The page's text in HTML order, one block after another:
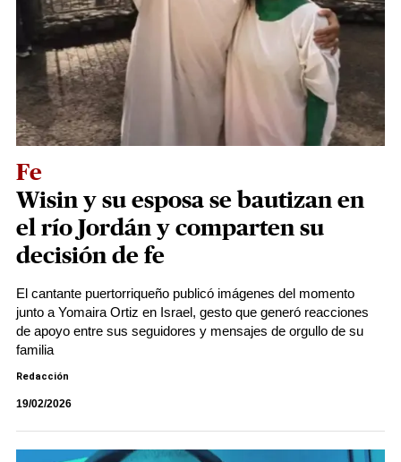
Fe
Wisin y su esposa se bautizan en
el río Jordán y comparten su
decisión de fe
El cantante puertorriqueño publicó imágenes del momento
junto a Yomaira Ortiz en Israel, gesto que generó reacciones
de apoyo entre sus seguidores y mensajes de orgullo de su
familia
Redacción
19/02/2026